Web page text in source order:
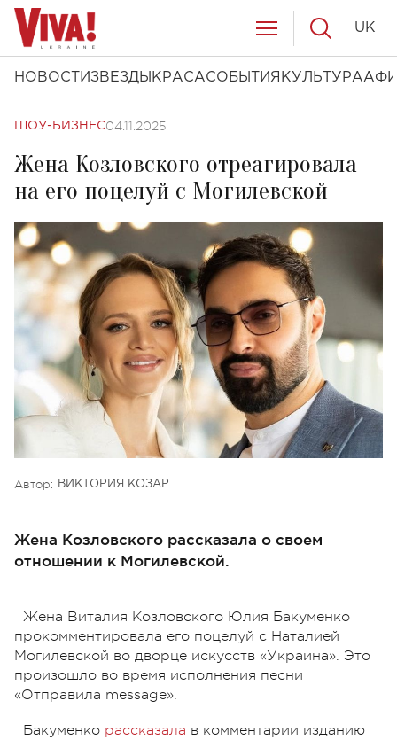
НОВОСТИ ЗВЕЗДЫ КРАСАСОБЫТИЯ КУЛЬТУРА
UK
ШОУ-БИЗНЕС04.11.2025
Жена Козловского отреагировала
на его поцелуй с Могилевской
Автор: ВИКТОРИЯ КОЗАР
Жена Козловского рассказала о своем
отношении к Могилевской.
Жена Виталия Козловского Юлия Бакуменко
прокомментировала его поцелуй с Наталией
Могилевской во дворце искусств «Украина». Это
произошло во время исполнения песни
«Отправила message».
Бакуменко рассказала в комментарии изданию